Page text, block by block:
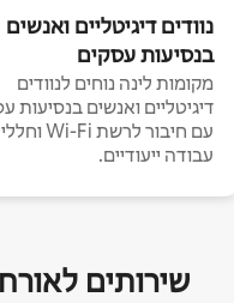
נוודים דיגיטליים ואנשים
בנסיעות עסקים
מקומות לינה נוחים לנוודים
דיגיטליים ואנשים בנסיעות
עם חיבור לרשת Wi-Fi וחללי
עבודה ייעודיים.
שירותים